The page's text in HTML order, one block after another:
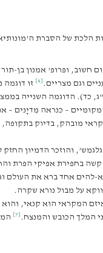
הלכת של הסברת
חשוב, ופרופ’ אמנון
וגם מצריים. [4]
זו
כד). הדוגמה השנייה
– כנראה מִדיָנים –
מובהק, בדיוק
והוזכר הדמיון
בחפירת אפיקי הפרת
להים אחד ברא את
על מבול נורא שקרה.
המקראי הוא קנאי, והוא
המלך הכובש והמנצח. [7]